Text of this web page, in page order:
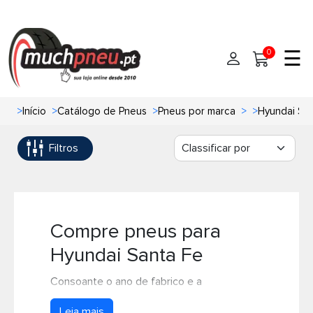
Início
Pneus
Pneus 4x4
Pneus de moto
Pneus de Van
Oficinas de Pneus
0 ☰
>Início >Catálogo de Pneus >Pneus por marca > >Hyundai
Filtros
Compre pneus para
Hyundai Santa Fe
Consoante o ano de fabrico e a
motorização, é possível montar diferentes